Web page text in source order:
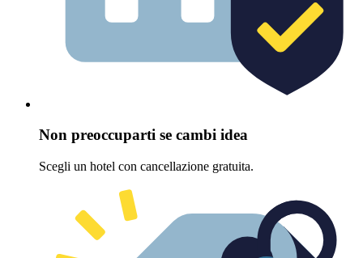
Non preoccuparti se cambi idea
Scegli un hotel con cancellazione gratuita.